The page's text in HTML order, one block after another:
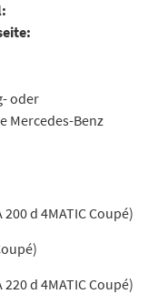
oder
Mercedes-Benz
200 d 4MATIC Coupé)
220 d 4MATIC Coupé)